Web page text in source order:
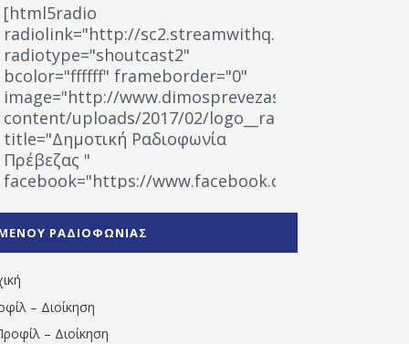
[html5radio
radiolink="http://sc2.streamwithq.com:8028/
radiotype="shoutcast2"
bcolor="ffffff" frameborder="0"
image="http://www.dimosprevezas.gr/wp-
content/uploads/2017/02/logo__radiofonias.jpg"
title="Δημοτική Ραδιοφωνία
Πρέβεζας "
facebook="https://www.facebook.com/
1531194763766854/" artist="" ]
ΡΑΔΙΟΦΩΝΙΑΣ
– Διοίκηση
– Διοίκηση